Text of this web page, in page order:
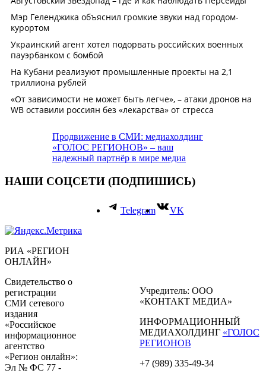
Продвижение в СМИ: медиахолдинг
«ГОЛОС РЕГИОНОВ» – ваш
надежный партнёр в мире медиа
НАШИ СОЦСЕТИ (ПОДПИШИСЬ)
Telegram VK
РИА «РЕГИОН
ОНЛАЙН»
Свидетельство о
регистрации
СМИ сетевого
издания
«Российское
информационное
агентство
«Регион онлайн»:
Эл № ФС 77 -
Учредитель: ООО
«КОНТАКТ МЕДИА»
ИНФОРМАЦИОННЫЙ
МЕДИАХОЛДИНГ «ГОЛОС
РЕГИОНОВ
+7 (989) 335-49-34